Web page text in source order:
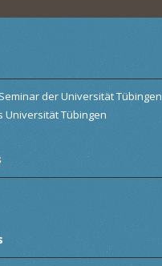
der Universität Tübingen
Universität Tübingen